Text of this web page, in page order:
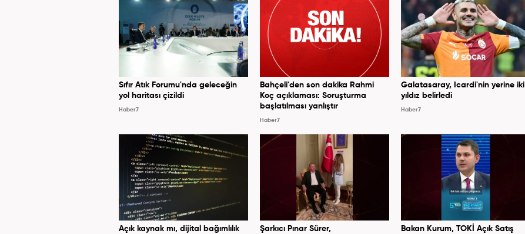
Sıfır Atık Forumu'nda geleceğin
yol haritası çizildi
Haber7
Bahçeli'den son dakika Rahmi
Koç açıklaması: Soruşturma
başlatılması yanlıştır
Haber7
Galatasaray, Icardi'nin yerine iki
yıldız belirledi
Haber7
Açık kaynak mı, dijital bağımlılık
Şarkıcı Pınar Sürer,
Bakan Kurum, TOKİ Açık Satış